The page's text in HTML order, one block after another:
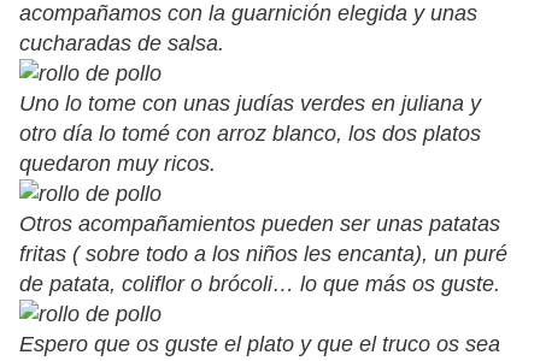
acompañamos con la guarnición elegida y unas
cucharadas de salsa.
Uno lo tome con unas judías verdes en juliana y
otro día lo tomé con arroz blanco, los dos platos
quedaron muy ricos.
Otros acompañamientos pueden ser unas patatas
fritas ( sobre todo a los niños les encanta), un puré
de patata, coliflor o brócoli… lo que más os guste.
Espero que os guste el plato y que el truco os sea